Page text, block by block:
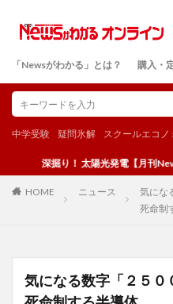
「Newsがわかる」とは？ 購入・
中学受験 疑問氷解 スクールエコ
深掘り！ 太陽光発電【月刊Newsがわ
HOME ニュース
気にな
死命制
気になる数字「２５